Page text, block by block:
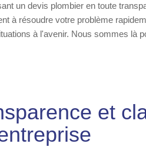
un devis plombier en toute
à résoudre votre problème
à l'avenir. Nous sommes là
et